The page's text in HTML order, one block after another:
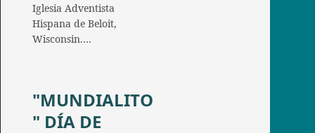
Iglesia Adventista
Hispana de Beloit,
Wisconsin.…
"MUNDIALITO
" DÍA DE